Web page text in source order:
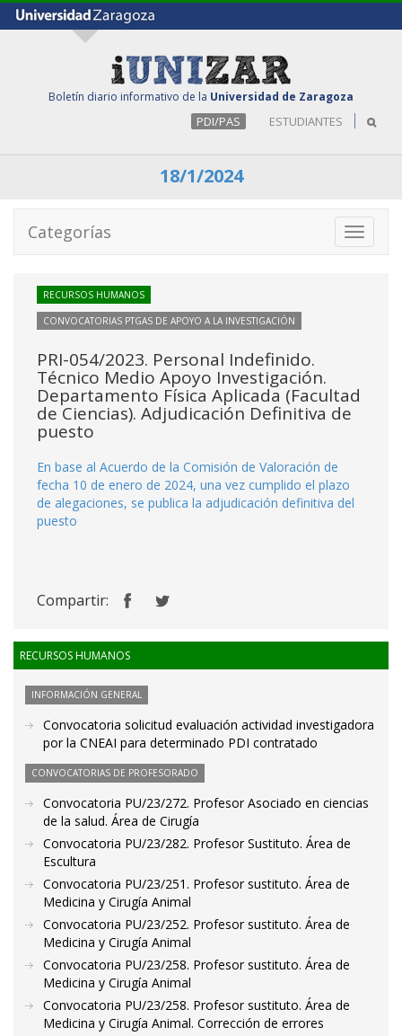
Boletín diario informativo de la Universidad de Zaragoza
PDI/PAS ESTUDIANTES
18/1/2024
Toggle
Categorías
RECURSOS HUMANOS
CONVOCATORIAS PTGAS DE APOYO A LA INVESTIGACIÓN
PRI-054/2023. Personal Indefinido.
Técnico Medio Apoyo Investigación.
Departamento Física Aplicada (Facultad
de Ciencias). Adjudicación Definitiva de
puesto
En base al Acuerdo de la Comisión de Valoración de
fecha 10 de enero de 2024, una vez cumplido el plazo
de alegaciones, se publica la adjudicación definitiva del
puesto
Compartir:
RECURSOS HUMANOS
INFORMACIÓN GENERAL
Convocatoria solicitud evaluación actividad investigadora
por la CNEAI para determinado PDI contratado
CONVOCATORIAS DE PROFESORADO
Convocatoria PU/23/272. Profesor Asociado en ciencias
de la salud. Área de Cirugía
Convocatoria PU/23/282. Profesor Sustituto. Área de
Escultura
Convocatoria PU/23/251. Profesor sustituto. Área de
Medicina y Cirugía Animal
Convocatoria PU/23/252. Profesor sustituto. Área de
Medicina y Cirugía Animal
Convocatoria PU/23/258. Profesor sustituto. Área de
Medicina y Cirugía Animal
Convocatoria PU/23/258. Profesor sustituto. Área de
Medicina y Cirugía Animal. Corrección de errores